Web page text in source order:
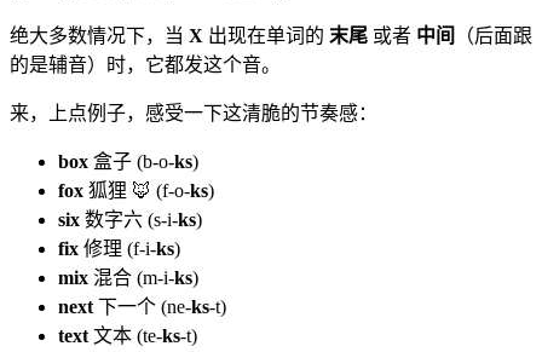
绝大多数情况下，当 X 出现在单词的 末尾 或者 中间
（后面跟
的是辅音）时，它都发这个音。
来，上点例子，感受一下这清脆的节奏感：
box 盒子 (b-o-ks)
fox 狐狸 🦊 (f-o-ks)
six 数字六 (s-i-ks)
fix 修理 (f-i-ks)
mix 混合 (m-i-ks)
next 下一个 (ne-ks-t)
text 文本 (te-ks-t)